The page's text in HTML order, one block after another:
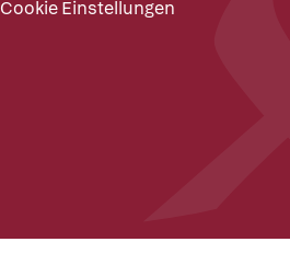
Cookie Einstellungen